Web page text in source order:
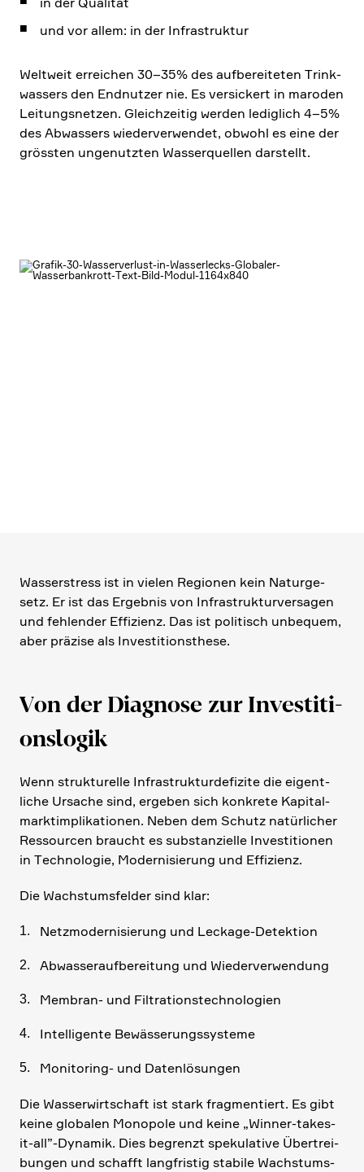
und vor allem: in der Infra­struktur
Weltweit errei­chen 30–35% des aufbe­rei­teten Trink­
was­sers den Endnutzer nie. Es versickert in maroden
Leitungs­netzen. Gleich­zeitig werden ledig­lich 4–5%
des Abwas­sers wieder­ver­wendet, obwohl es eine der
grössten ungenutzten Wasser­quellen darstellt.
Wasser­stress ist in vielen Regionen kein Natur­ge­
setz. Er ist das Ergebnis von Infra­struk­tur­ver­sagen
und fehlender Effizienz. Das ist politisch unbequem,
aber präzise als Investi­ti­ons­these.
Von der Diagnose zur Investi­ti­
ons­logik
Wenn struk­tu­relle Infra­struk­tur­de­fi­zite die eigent­
liche Ursache sind, ergeben sich konkrete Kapital­
markt­im­pli­ka­tionen. Neben dem Schutz natür­li­cher
Ressourcen braucht es substan­zi­elle Investi­tionen
in Techno­logie, Moder­ni­sie­rung und Effizienz.
Die Wachs­tums­felder sind klar:
Netzmo­der­ni­sie­rung und Leckage-Detek­tion
Abwas­ser­auf­be­rei­tung und Wieder­ver­wen­dung
Membran- und Filtra­ti­ons­tech­no­lo­gien
Intel­li­gente Bewäs­se­rungs­sy­steme
Monito­ring- und Daten­lö­sungen
Die Wasser­wirt­schaft ist stark fragmen­tiert. Es gibt
keine globalen Monopole und keine „Winner-takes-
it-all”-Dynamik. Dies begrenzt speku­la­tive Übertrei­
bungen und schafft langfri­stig stabile Wachs­tums­